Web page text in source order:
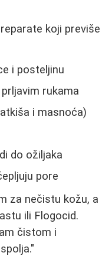
koji previše
i posteljinu
rukama
i masnoća)
do ožiljaka
pore
za nečistu kožu, a
ili Flogocid.
čistom i